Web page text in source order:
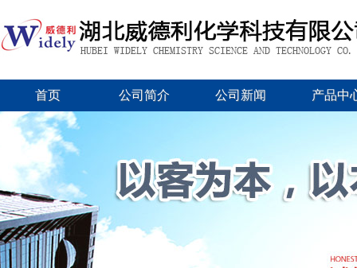
首页 公司简介 公司新闻 产品中